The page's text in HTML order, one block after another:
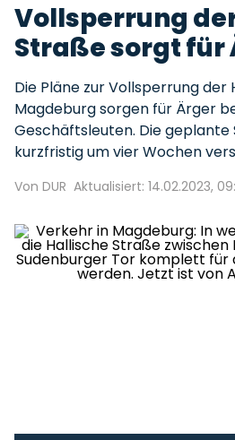
Vollsperrung
Straße sorgt für
Die Pläne zur Vollsperrung der
Magdeburg sorgen für Ärger
Geschäftsleuten. Die geplante
kurzfristig um vier Wochen
Von DUR Aktualisiert: 14.02.2023,